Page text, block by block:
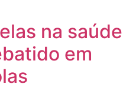
na saúde
em